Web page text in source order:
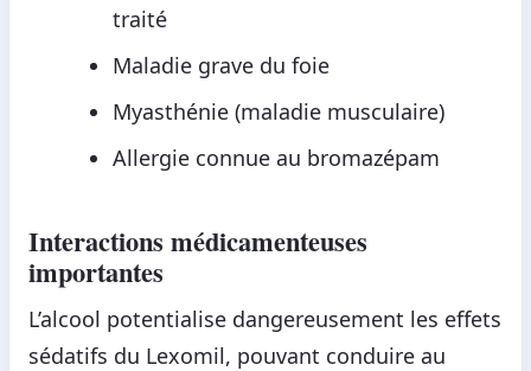
traité
Maladie grave du foie
Myasthénie (maladie musculaire)
Allergie connue au bromazépam
Interactions médicamenteuses
importantes
L’alcool potentialise dangereusement les effets
sédatifs du Lexomil, pouvant conduire au